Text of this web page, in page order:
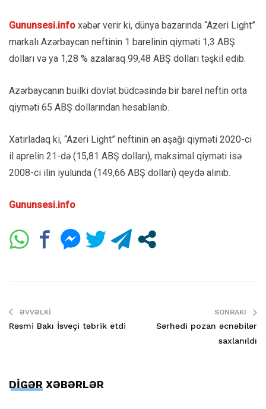
Gununsesi.info xəbər verir ki, dünya bazarında “Azeri Light”
markalı Azərbaycan neftinin 1 barelinin qiyməti 1,3 ABŞ
dolları və ya 1,28 % azalaraq 99,48 ABŞ dolları təşkil edib.
Azərbaycanın builki dövlət büdcəsində bir barel neftin orta
qiyməti 65 ABŞ dollarından hesablanıb.
Xatırladaq ki, “Azeri Light” neftinin ən aşağı qiyməti 2020-ci
il aprelin 21-də (15,81 ABŞ dolları), maksimal qiyməti isə
2008-ci ilin iyulunda (149,66 ABŞ dolları) qeydə alınıb.
Gununsesi.info
ƏVVƏLKI
Rəsmi Bakı İsveçi təbrik etdi
SONRAKI
Sərhədi pozan əcnəbilər
saxlanıldı
DİGƏR XƏBƏRLƏR